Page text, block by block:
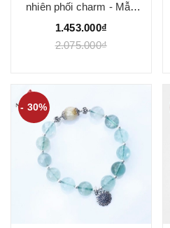
nhiên phối charm - Mẫu
VC0530 - Ngọc Quý
1.453.000₫
2.075.000₫
- 30%